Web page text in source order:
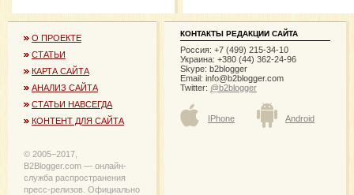
О ПРОЕКТЕ
СТАТЬИ
КАРТА САЙТА
АНАЛИЗ САЙТА
СТАТЬИ НАВСЕГДА
КОНТЕНТ ДЛЯ САЙТА
© 2005−2017,
B2Blogger.com — онлайн-
служба распространения
пресс-релизов. Официально
КОНТАКТЫ РЕДАКЦИИ САЙТА
Россия: +7 (499) 215-34-10
Украина: +380 (44) 362-24-96
Skype: b2blogger
Email: info@b2blogger.com
Twitter: @b2blogger
IPhone Android